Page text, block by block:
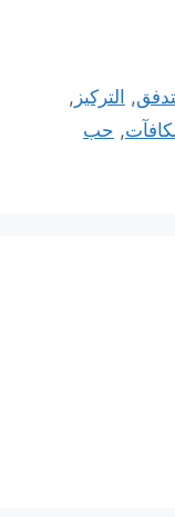
, التركيز ,
, حب